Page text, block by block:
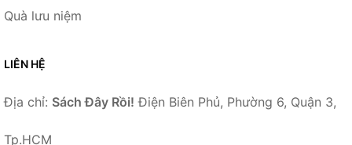
Quà lưu niệm
LIÊN HỆ
Địa chỉ: Sách Đây Rồi! Điện Biên Phủ, Phường 6, Quận 3,
Tp.HCM